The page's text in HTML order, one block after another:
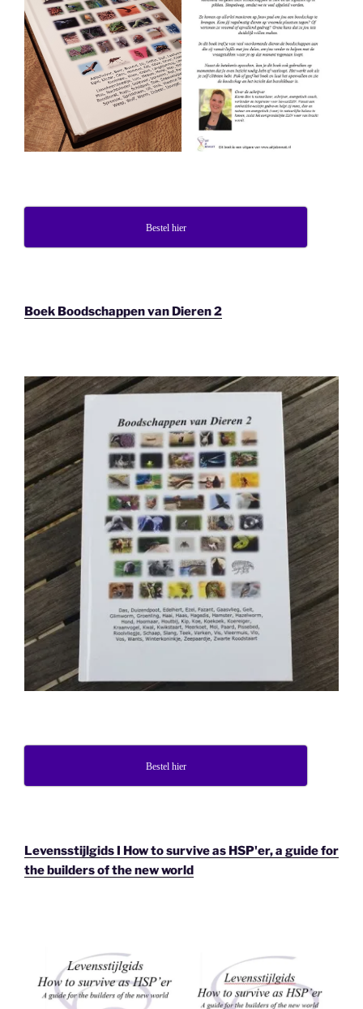
Bestel hier
Boek Boodschappen van Dieren 2
Bestel hier
Levensstijlgids I How to survive as HSP'er, a guide for
the builders of the new world